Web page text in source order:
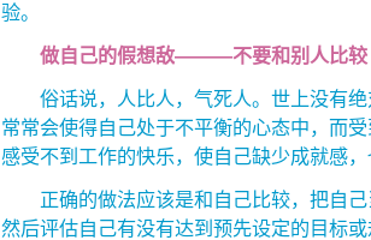
验。
做自己的假想敌———不要和别人比较
俗话说，人比人，气死人。世上没有绝
常常会使得自己处于不平衡的心态中，而
感受不到工作的快乐，使自己缺少成就感
正确的做法应该是和自己比较，把自己
然后评估自己有没有达到预先设定的目标